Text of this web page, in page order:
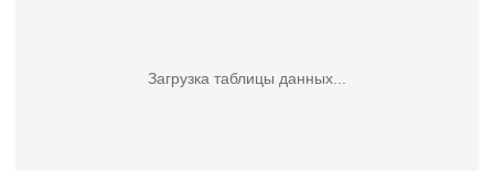
Загрузка таблицы данных...